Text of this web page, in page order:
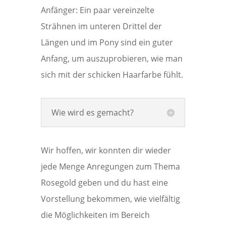
Anfänger: Ein paar vereinzelte
Strähnen im unteren Drittel der
Längen und im Pony sind ein guter
Anfang, um auszuprobieren, wie man
sich mit der schicken Haarfarbe fühlt.
Wie wird es gemacht?
Wir hoffen, wir konnten dir wieder
jede Menge Anregungen zum Thema
Rosegold geben und du hast eine
Vorstellung bekommen, wie vielfältig
die Möglichkeiten im Bereich